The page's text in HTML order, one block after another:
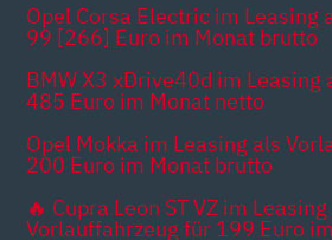
Opel Corsa Electric im Leasing
99 [266] Euro im Monat brutto
BMW X3 xDrive40d im Leasing
485 Euro im Monat netto
Opel Mokka im Leasing als
200 Euro im Monat brutto
🔥 Cupra Leon ST VZ im
Vorlauffahrzeug für 199 Euro